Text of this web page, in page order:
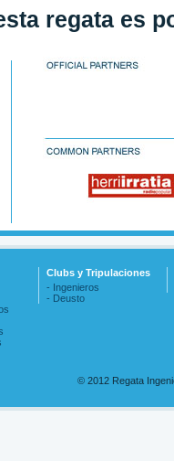
regata es
Clubs y Tripulaciones
- Ingenieros
- Deusto
© 2012 Regata